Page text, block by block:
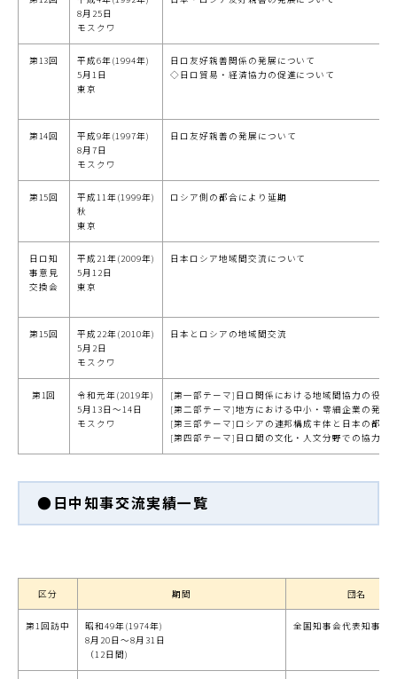
8月25日
モスクワ
第13回
平成6年(1994年)
5月1日
東京
日ロ友好親善関係の発展について
◇日ロ貿易・経済協力の促進について
第14回
平成9年(1997年)
8月7日
モスクワ
日ロ友好親善の発展について
第15回
平成11年(1999年)
秋
東京
ロシア側の都合により延期
日ロ知
事意見
交換会
平成21年(2009年)
5月12日
東京
日本ロシア地域間交流について
第15回
平成22年(2010年)
5月2日
モスクワ
日本とロシアの地域間交流
第1回
令和元年(2019年)
5月13日～14日
モスクワ
[第一部テーマ]日ロ関係における地域間協力の役割
[第二部テーマ]地方における中小・零細企業の発
[第三部テーマ]ロシアの連邦構成主体と日本の都道
[第四部テーマ]日ロ間の文化・人文分野での協力と
●日中知事交流実績一覧
区分 期間 団名
第1回訪中
昭和49年(1974年)
8月20日～8月31日
（12日間)
全国知事会代表知事団